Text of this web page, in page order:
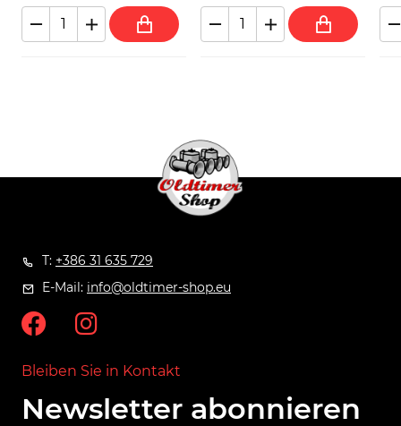
T: +386 31 635 729
E-Mail: info@oldtimer-shop.eu
Bleiben Sie in Kontakt
Newsletter abonnieren